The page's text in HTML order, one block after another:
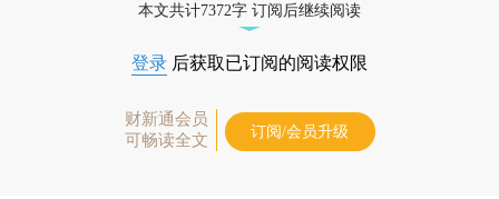
本文共计7372字 订阅后继续阅读
登录 后获取已订阅的阅读权限
财新通会员
可畅读全文
订阅/会员升级